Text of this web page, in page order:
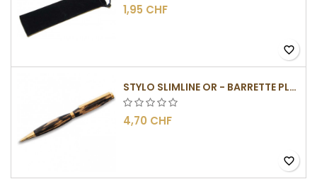
1,95 CHF
favorite_border
STYLO SLIMLINE OR - BARRETTE PLATE
4,70 CHF
favorite_border